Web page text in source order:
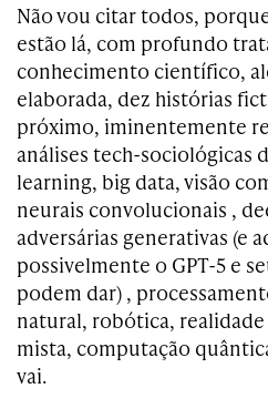
Não vou citar todos,
estão lá, com profundo
conhecimento científico,
elaborada, dez histórias
próximo, iminentemente
análises tech-sociológicas
learning, big data, visão
neurais convolucionais ,
adversárias generativas (e
possivelmente o GPT-5 e
podem dar) ,
natural, robótica,
mista, computação
vai.